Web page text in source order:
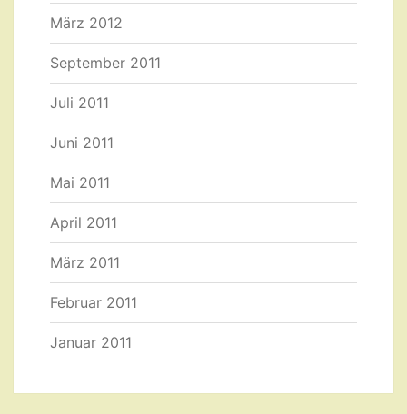
März 2012
September 2011
Juli 2011
Juni 2011
Mai 2011
April 2011
März 2011
Februar 2011
Januar 2011